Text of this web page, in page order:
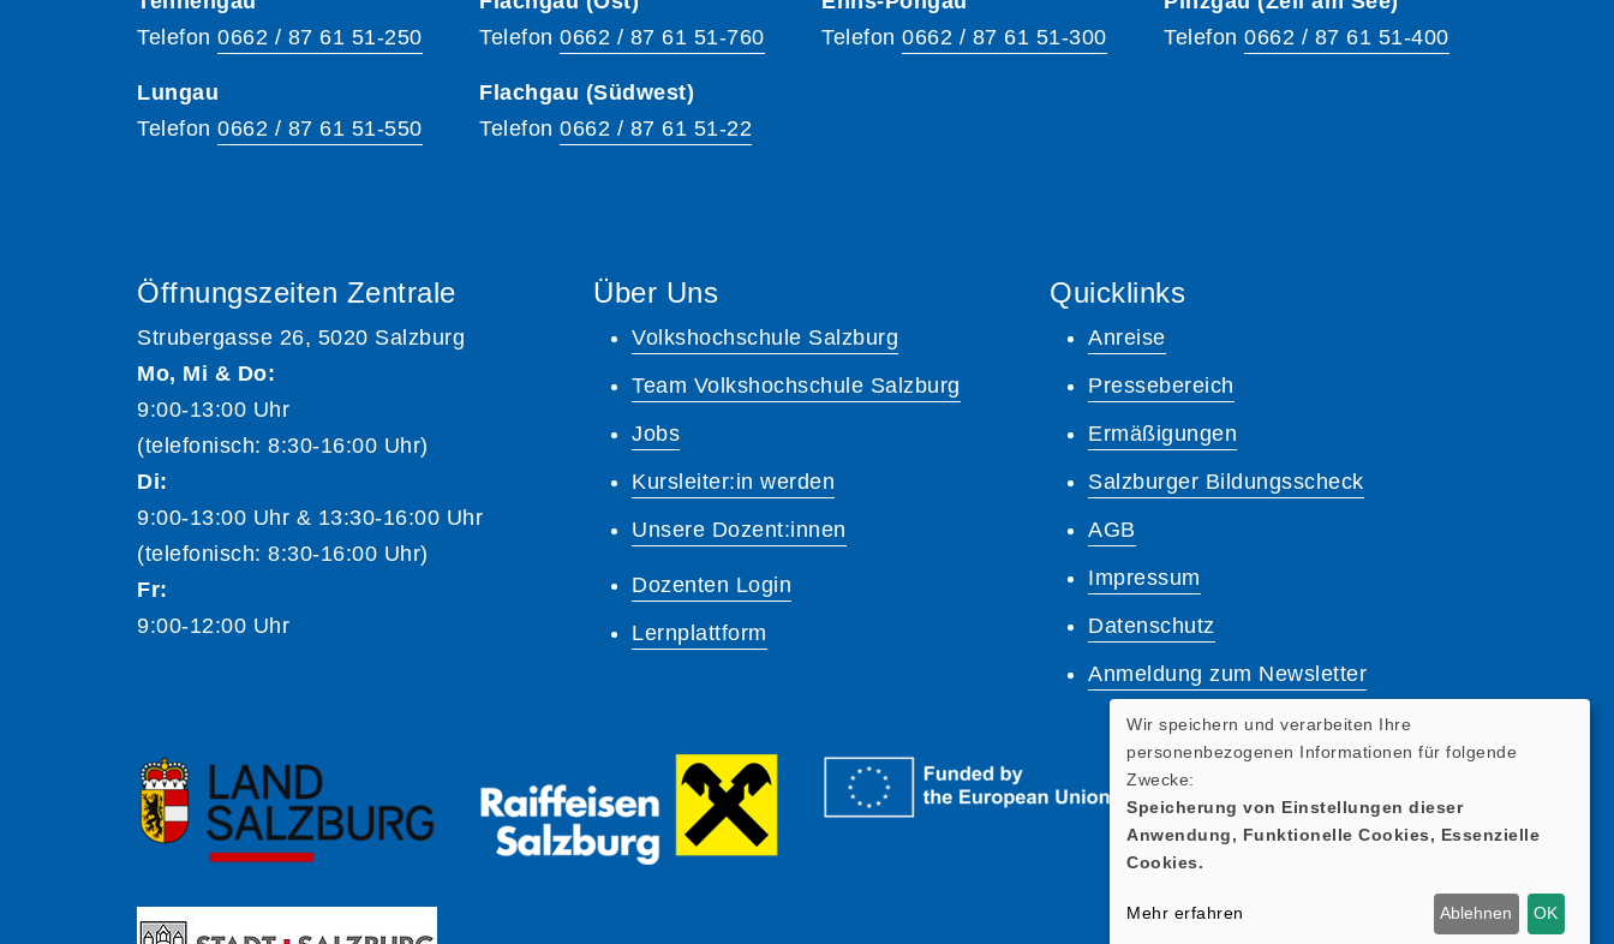
Telefon 0662 / 87 61 51-250
Lungau
Telefon 0662 / 87 61 51-550
Telefon 0662 / 87 61 51-760
Flachgau (Südwest)
Telefon 0662 / 87 61 51-22
Telefon 0662 / 87 61 51-300
Telefon 0662 / 87 61 51-400
Öffnungszeiten Zentrale
Strubergasse 26, 5020 Salzburg
Mo, Mi & Do:
9:00-13:00 Uhr
(telefonisch: 8:30-16:00 Uhr)
Di:
9:00-13:00 Uhr & 13:30-16:00 Uhr
(telefonisch: 8:30-16:00 Uhr)
Fr:
9:00-12:00 Uhr
Über Uns
Volkshochschule Salzburg
Team Volkshochschule Salzburg
Jobs
Kursleiter:in werden
Unsere Dozent:innen
Dozenten Login
Lernplattform
Quicklinks
Anreise
Pressebereich
Ermäßigungen
Salzburger Bildungsscheck
AGB
Impressum
Datenschutz
Anmeldung zum Newsletter
Wir speichern und verarbeiten Ihre
personenbezogenen Informationen für folgende
Zwecke:
Speicherung von Einstellungen dieser
Anwendung, Funktionelle Cookies, Essenzielle
Cookies.
Mehr erfahren Ablehnen OK